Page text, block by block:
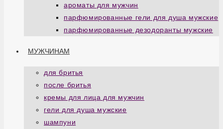
ароматы для мужчин
парфюмированные гели для душа мужские
парфюмированные дезодоранты мужские
МУЖЧИНАМ
для бритья
после бритья
кремы для лица для мужчин
гели для душа мужские
шампуни